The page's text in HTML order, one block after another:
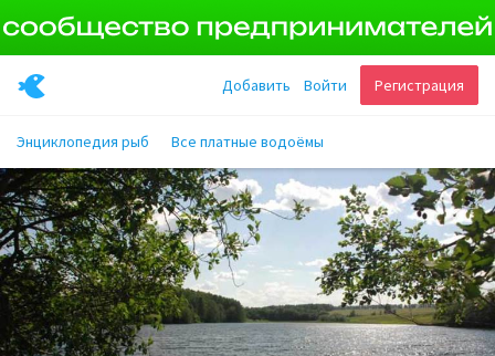
Регистрация
Войти
Добавить
Энциклопедия рыб Все платные водоёмы